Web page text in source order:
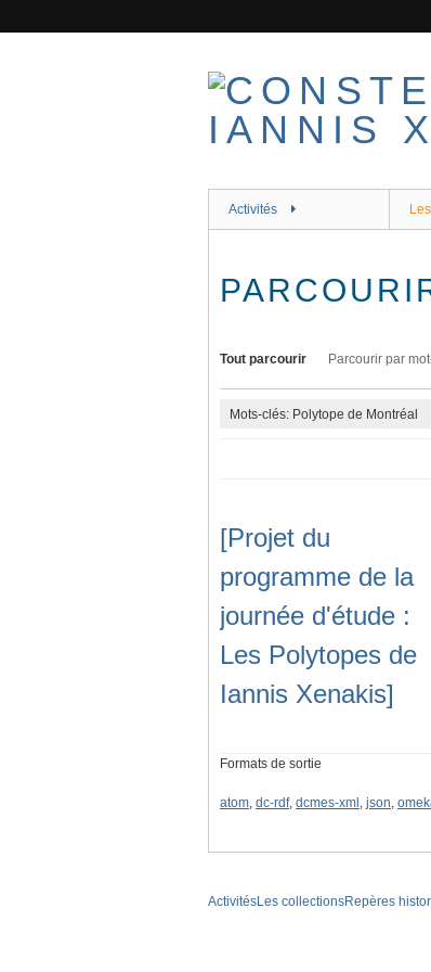
Activités
Tout parcourir Parcourir par
Mots-clés: Polytope de Montréal
[Projet du
programme de la
journée d'étude :
Les Polytopes de
Iannis Xenakis]
Formats de sortie
atom, dc-rdf, dcmes-xml , json,
ActivitésLes collectionsRepères